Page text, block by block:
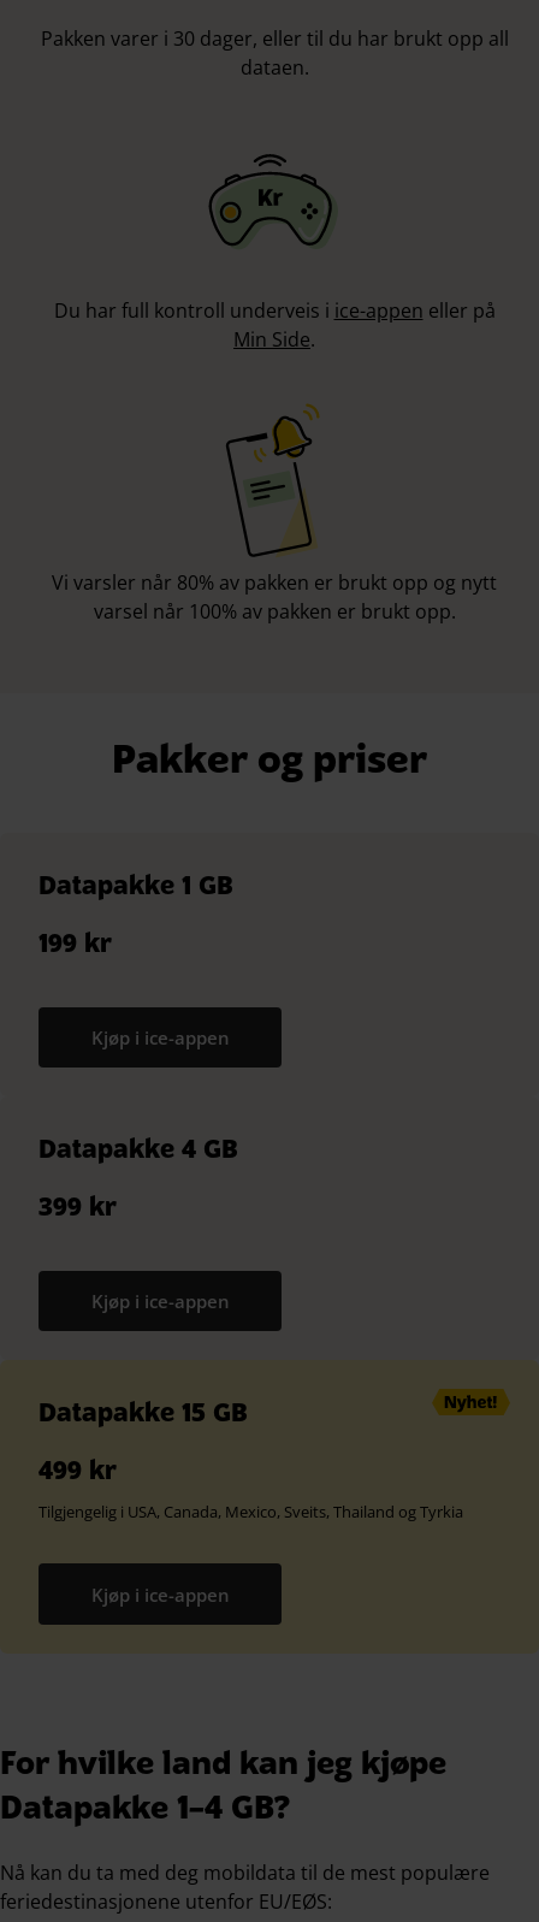
Pakken varer i 30 dager, eller til du har brukt opp all
dataen.
Du har full kontroll underveis i ice-appen eller på
Min Side.
Vi varsler når 80% av pakken er brukt opp og nytt
varsel når 100% av pakken er brukt opp.
Pakker og priser
Datapakke 1 GB
199 kr
Kjøp i ice-appen
Datapakke 4 GB
399 kr
Kjøp i ice-appen
Datapakke 15 GB
499 kr
Tilgjengelig i USA, Canada, Mexico, Sveits, Thailand og Tyrkia
Kjøp i ice-appen
For hvilke land kan jeg kjøpe
Datapakke 1–4 GB?
Nå kan du ta med deg mobildata til de mest populære
feriedestinasjonene utenfor EU/EØS: